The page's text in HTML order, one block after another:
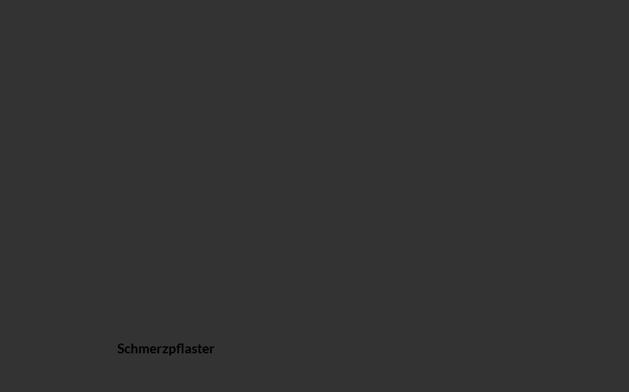
Schmerzpflaster